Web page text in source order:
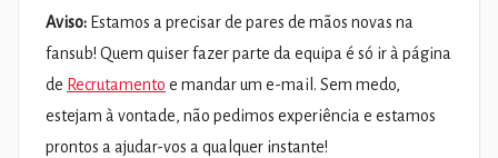
Aviso: Estamos a precisar de pares de mãos novas na
fansub! Quem quiser fazer parte da equipa é só ir à página
de Recrutamento e mandar um e-mail. Sem medo,
estejam à vontade, não pedimos experiência e estamos
prontos a ajudar-vos a qualquer instante!